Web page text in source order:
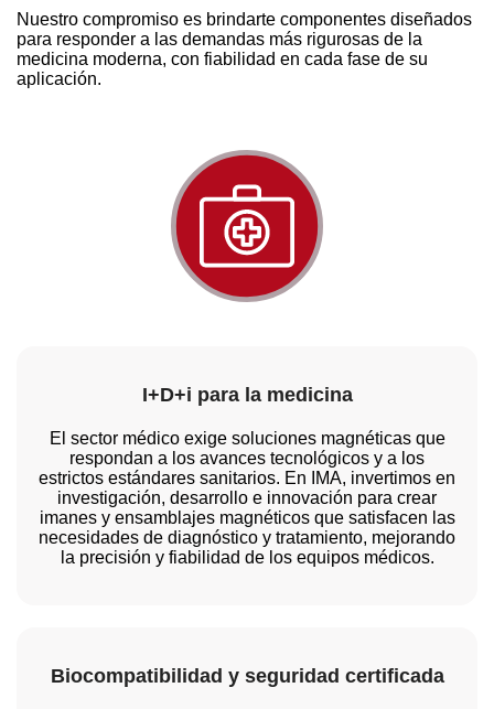
Nuestro compromiso es brindarte componentes diseñados
para responder a las demandas más rigurosas de la
medicina moderna, con fiabilidad en cada fase de su
aplicación.
I+D+i para la medicina
El sector médico exige soluciones magnéticas que
respondan a los avances tecnológicos y a los
estrictos estándares sanitarios. En IMA, invertimos en
investigación, desarrollo e innovación para crear
imanes y ensamblajes magnéticos que satisfacen las
necesidades de diagnóstico y tratamiento, mejorando
la precisión y fiabilidad de los equipos médicos.
Biocompatibilidad y seguridad certificada